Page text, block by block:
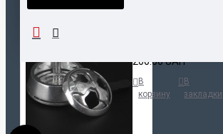
200.00 UAH
В
корзину
В
закладки